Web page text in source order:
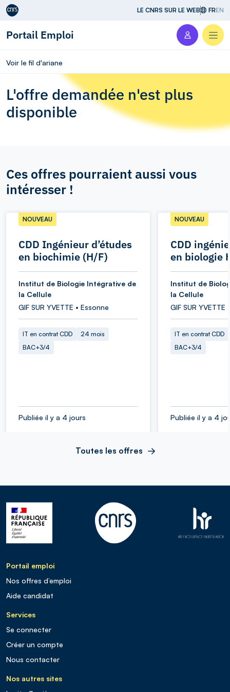
Aller au contenu LE CNRS SUR LE WEB FREN
Portail Emploi
Voir le fil d'ariane
L'offre demandée n'est plus
disponible
Ces offres pourraient aussi vous
intéresser !
CDD Ingénieur d’études
en biochimie (H/F)
NOUVEAU
Institut de Biologie Intégrative de
la Cellule
GIF SUR YVETTE • Essonne
IT en contrat CDD
24 mois
BAC+3/4
Publiée il y a 4 jours
CDD
en biologie
NOUVEAU
Institut de
la Cellule
GIF SUR YVETTE
IT en contrat CDD
BAC+3/4
Publiée il y a 4
Toutes les offres
Portail emploi
Nos offres d’emploi
Aide candidat
Services
Se connecter
Créer un compte
Nous contacter
Nos autres sites